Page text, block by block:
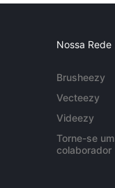
Nossa Rede
Brusheezy
Vecteezy
Videezy
Torne-se um
colaborador